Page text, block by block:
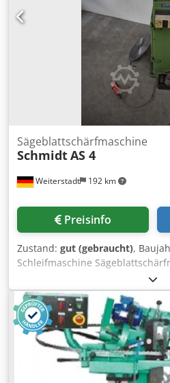
Weiterstadt 192 km
Sägeblattschärfmaschine
SchmidtAS 4
Preisinfo
Zustand: gut (gebraucht),
Schleifmaschine
Kreissägeblätter Drm.: 20 - 400
bis Drm.: 550 mm Zahnteilung
28 mm Sägeblattbreite bis: 6,0
150 mm Drehzahl der
Schaltungen stufenlos regelbar:
Aeq S Uwbodxea
Schleifscheibe - Zubehör